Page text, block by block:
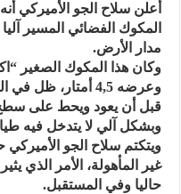
أعلن سلاح الجو الأميركي
المكوك الفضائي المسير
مدار الأرض.
قبل أن يعود ويحط على
وبشكل آلي لا يتدخل فيه
ويتكتم سلاح الجو
غير المأهولة، الأمر الذي
حاليا وفي المستقبل.